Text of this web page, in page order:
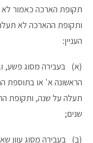
תקופת הארכה כאמור לא
ותקופת ההארכה לא
העניין:
(א) בעבירה מסוג פשע,
הראשונה א' או בתוספת
תעלה על שנה, ותקופת
שנים;
(ב) בעבירה מסוג עוון